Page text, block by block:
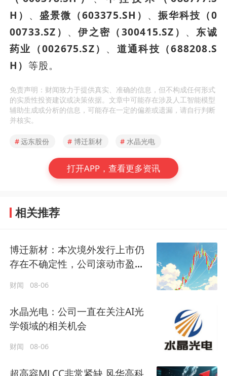
H） 、 盛景微（603375.SH） 、振华科技（0
00733.SZ） 、伊之密（300415.SZ） 、 东诚
药业（002675.SZ） 、 道通科技（688208.S
H） 等股。
免责声明：财闻致力于提供真实、准确的信息，但不构成任何形式
的实质性投资建议或决策依据。文章中可能存在涉及人工智能模型
辅助生成或分析的信息，可能存在一定的偏差或遗漏，请自行判断
并核实。
#远东股份 # 博迁新材 # 水晶光电
打开APP，查看更多资讯
相关推荐
博迁新材：本次境外发行上市仍
存在不确定性，公司滚动市盈率
财闻 08-06
水晶光电：公司一直在关注AI光
学领域的相关机会
财闻 08-06